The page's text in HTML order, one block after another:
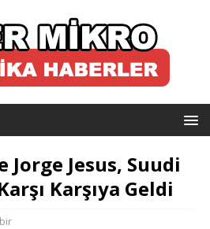
Jorge Jesus, Suudi
Karşıya Geldi